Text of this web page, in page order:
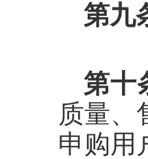
第
第十
质量、
申购用